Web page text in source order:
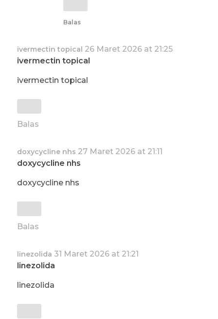
Balas
ivermectin topical 26 Maret 2026 at 21:25
ivermectin topical
ivermectin topical
Balas
doxycycline nhs 27 Maret 2026 at 21:11
doxycycline nhs
doxycycline nhs
Balas
linezolida 31 Maret 2026 at 21:21
linezolida
linezolida